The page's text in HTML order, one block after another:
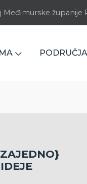
Međimurske županije